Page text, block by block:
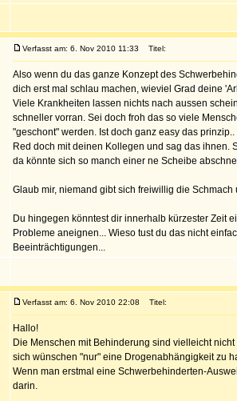
Verfasst am: 6. Nov 2010 11:33 Titel:
Also wenn du das ganze Konzept des
dich erst mal schlau machen, wieviel Grad deine
Viele Krankheiten lassen nichts nach aussen
schneller vorran. Sei doch froh das so viele
"geschont" werden. Ist doch ganz easy das
Red doch mit deinen Kollegen und sag das ihnen.
da könnte sich so manch einer ne Scheibe
Glaub mir, niemand gibt sich freiwillig die
Du hingegen könntest dir innerhalb kürzester Zeit
Probleme aneignen... Wieso tust du das nicht
Beeinträchtigungen...
Verfasst am: 6. Nov 2010 22:08 Titel:
Hallo!
Die Menschen mit Behinderung sind vielleicht
sich wünschen "nur" eine Drogenabhängigkeit zu
Wenn man erstmal eine Schwerbehinderten-
darin.